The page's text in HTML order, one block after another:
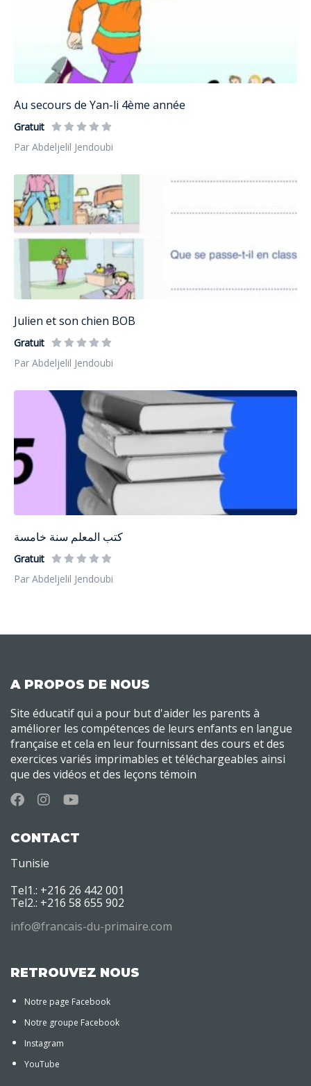
Au secours de Yan-li 4ème année
Gratuit
Par Abdeljelil Jendoubi
Julien et son chien BOB
Gratuit
Par Abdeljelil Jendoubi
كتب المعلم سنة خامسة
Gratuit
Par Abdeljelil Jendoubi
A PROPOS DE NOUS
Site éducatif qui a pour but d'aider les parents à
améliorer les compétences de leurs enfants en langue
française et cela en leur fournissant des cours et des
exercices variés imprimables et téléchargeables ainsi
que des vidéos et des leçons témoin
CONTACT
Tunisie
Tel1.: +216 26 442 001
Tel2.: +216 58 655 902
info@francais-du-primaire.com
RETROUVEZ NOUS
Notre page Facebook
Notre groupe Facebook
Instagram
YouTube